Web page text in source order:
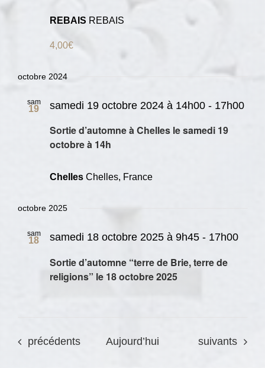
REBAISREBAIS
4,00€
octobre 2024
sam
19
Sortie d’automne à Chelles le samedi 19
octobre à 14h
samedi 19 octobre 2024 à 14h00 - 17h00
ChellesChelles, France
octobre 2025
sam
18
Sortie d’automne “terre de Brie, terre de
religions” le 18 octobre 2025
samedi 18 octobre 2025 à 9h45 - 17h00
Évènements
précédents Aujourd’hui Évènements
suivants